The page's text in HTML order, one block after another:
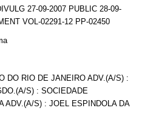
27-09-2007 PUBLIC 28-09-
VOL-02291-12 PP-02450
DO RIO DE JANEIRO ADV.(A/S) :
S) : SOCIEDADE
ADV.(A/S) : JOEL ESPINDOLA DA